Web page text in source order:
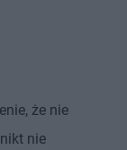
że nie
nie